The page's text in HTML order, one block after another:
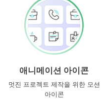
애니메이션 아이콘
멋진 프로젝트 제작을 위한 모션
아이콘